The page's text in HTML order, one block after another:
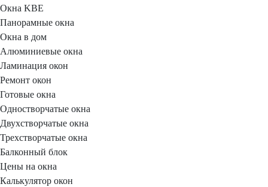
Окна KBE
Панорамные окна
Окна в дом
Алюминиевые окна
Ламинация окон
Ремонт окон
Готовые окна
Одностворчатые окна
Двухстворчатые окна
Трехстворчатые окна
Балконный блок
Цены на окна
Калькулятор окон